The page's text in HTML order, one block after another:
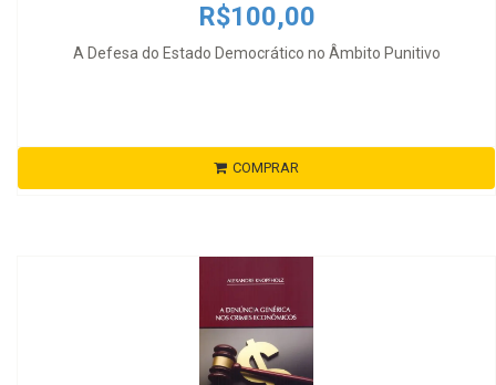
R$100,00
A Defesa do Estado Democrático no Âmbito Punitivo
COMPRAR